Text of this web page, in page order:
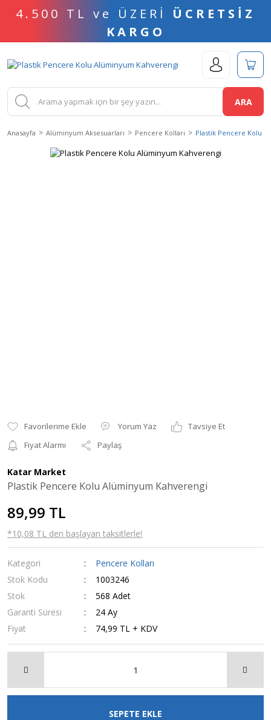
4.500 TL ve ÜZERİ ÜCRETSİZ
KARGO
ARA
Anasayfa Alüminyum Aksesuarları Pencere Kolları Plastik Pencere Kolu
Yorum Yaz
Tavsiye Et
Fiyat Alarmı
Paylaş
Katar Market
Plastik Pencere Kolu Alüminyum Kahverengi
89,99 TL
*10,08 TL den başlayan taksitlerle!
Kategori
Pencere Kolları
Stok Kodu
1003246
Stok
568 Adet
Garanti Süresi
24 Ay
Fiyat
74,99 TL + KDV
SEPETE EKLE